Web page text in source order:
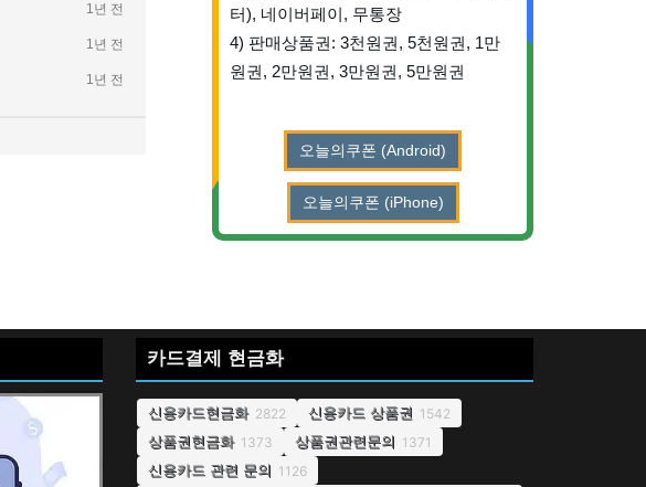
1년 전
1년 전
1년 전
터), 네이버페이, 무통장
4) 판매상품권: 3천원권, 5천원권, 1만
원권, 2만원권, 3만원권, 5만원권
오늘의쿠폰 (Android)
오늘의쿠폰 (iPhone)
카드결제 현금화
신용카드현금화 2822 신용카드 상품권 1542
상품권현금화 1373 상품권관련문의 1371
신용카드 관련 문의 1126